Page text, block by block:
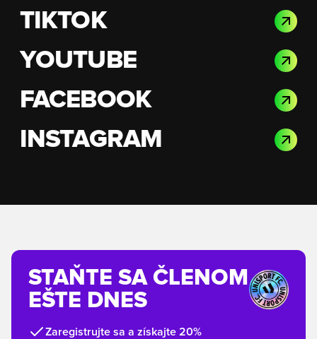
TIKTOK
YOUTUBE
FACEBOOK
INSTAGRAM
STAŇTE SA ČLENOM
EŠTE DNES
Zaregistrujte sa a získajte 20%